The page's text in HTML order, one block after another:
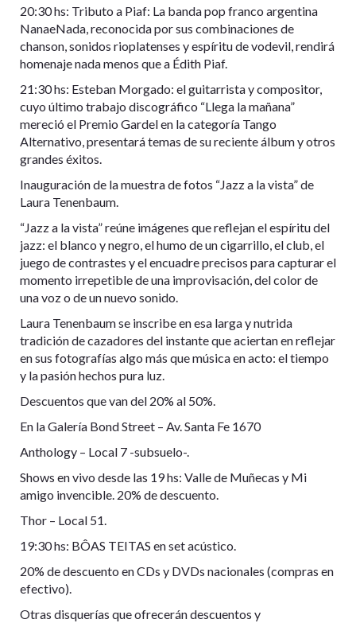
20:30 hs: Tributo a Piaf: La banda pop franco argentina
NanaeNada, reconocida por sus combinaciones de
chanson, sonidos rioplatenses y espíritu de vodevil, rendirá
homenaje nada menos que a Édith Piaf.
21:30 hs: Esteban Morgado: el guitarrista y compositor,
cuyo último trabajo discográfico “Llega la mañana”
mereció el Premio Gardel en la categoría Tango
Alternativo, presentará temas de su reciente álbum y otros
grandes éxitos.
Inauguración de la muestra de fotos “Jazz a la vista” de
Laura Tenenbaum.
“Jazz a la vista” reúne imágenes que reflejan el espíritu del
jazz: el blanco y negro, el humo de un cigarrillo, el club, el
juego de contrastes y el encuadre precisos para capturar el
momento irrepetible de una improvisación, del color de
una voz o de un nuevo sonido.
Laura Tenenbaum se inscribe en esa larga y nutrida
tradición de cazadores del instante que aciertan en reflejar
en sus fotografías algo más que música en acto: el tiempo
y la pasión hechos pura luz.
Descuentos que van del 20% al 50%.
En la Galería Bond Street – Av. Santa Fe 1670
Anthology – Local 7 -subsuelo-.
Shows en vivo desde las 19 hs: Valle de Muñecas y Mi
amigo invencible. 20% de descuento.
Thor – Local 51.
19:30 hs: BÔAS TEITAS en set acústico.
20% de descuento en CDs y DVDs nacionales (compras en
efectivo).
Otras disquerías que ofrecerán descuentos y